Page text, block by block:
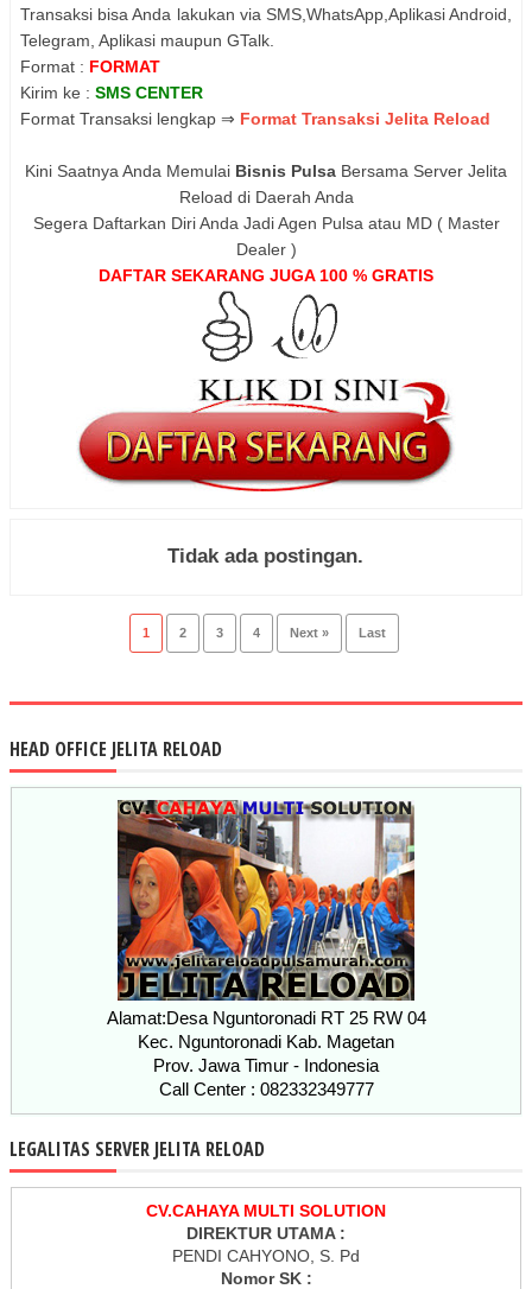
Transaksi bisa Anda lakukan via SMS,WhatsApp,Aplikasi Android,
Telegram, Aplikasi maupun GTalk.
Format : FORMAT
Kirim ke : SMS CENTER
Format Transaksi lengkap ⇒ Format Transaksi Jelita Reload
Kini Saatnya Anda Memulai Bisnis Pulsa Bersama Server Jelita
Reload di Daerah Anda
Segera Daftarkan Diri Anda Jadi Agen Pulsa atau MD ( Master
Dealer )
DAFTAR SEKARANG JUGA 100 % GRATIS
Tidak ada postingan.
1 2 3 4 Next » Last
HEAD OFFICE JELITA RELOAD
Alamat:Desa Nguntoronadi RT 25 RW 04
Kec. Nguntoronadi Kab. Magetan
Prov. Jawa Timur - Indonesia
Call Center : 082332349777
LEGALITAS SERVER JELITA RELOAD
CV.CAHAYA MULTI SOLUTION
DIREKTUR UTAMA :
PENDI CAHYONO, S. Pd
Nomor SK :